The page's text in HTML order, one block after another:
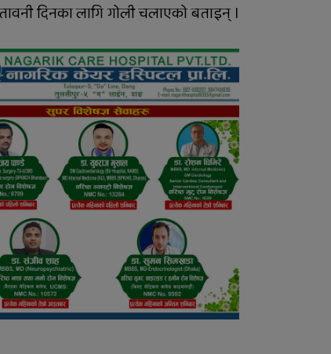
६ महिनाअघि सजिएकी बेहुली,
६ महिनापछि सडकमा अस्ताइन्
राप्ती आधारभूत अस्पतालमा
शुक्रबार निःशुल्क विशेषज्ञ
स्वास्थ्य शिविर सञ्चालन हुने
दिनका लागि गोली चलाएको बताइन् ।